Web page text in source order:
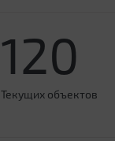
120
Текущих объектов